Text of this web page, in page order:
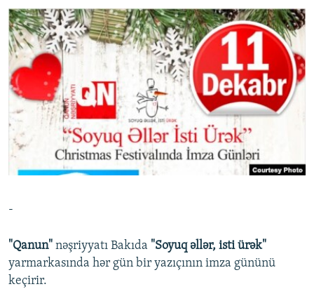
ARAŞDIRMA
MULTIMEDIA
VIDEO
FOTOQALEREYA
İNFOQRAFIKA
KARIKATURA
RADIO ARXIV
OXU ZALI
AZƏRBAYCAN ƏDƏBIYYATI KITABXANASI
İSLAM VƏ DEMOKRATIYA
İZ - MƏDƏNIYYƏT PROQRAMI
HAQQIMIZDA
MISSIYAMIZ
PEŞƏ ETIKASI VƏ JURNALISTIKA STANDARTLARIMIZ
MATERIALLARIMIZDAN ISTIFADƏ
XƏBƏR BÜLLETENLƏRIMIZ
BIZI IZLƏ
-
"Qanun" nəşriyyatı Bakıda "Soyuq əllər, isti ürək"
yarmarkasında hər gün bir yazıçının imza gününü
keçirir.